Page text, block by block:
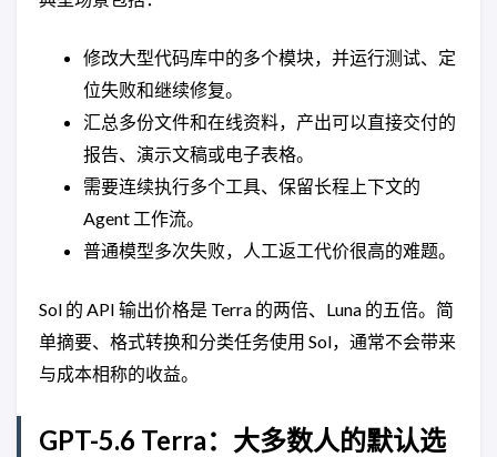
修改大型代码库中的多个模块，并运行测试、定
位失败和继续修复。
汇总多份文件和在线资料，产出可以直接交付的
报告、演示文稿或电子表格。
需要连续执行多个工具、保留长程上下文的
Agent 工作流。
普通模型多次失败，人工返工代价很高的难题。
Sol 的 API 输出价格是 Terra 的两倍、Luna 的五倍。简
单摘要、格式转换和分类任务使用 Sol，通常不会带来
与成本相称的收益。
GPT-5.6 Terra：大多数人的默认选